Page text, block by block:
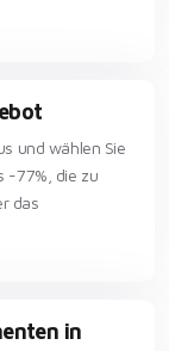
und wählen Sie
-77%, die zu
das
in